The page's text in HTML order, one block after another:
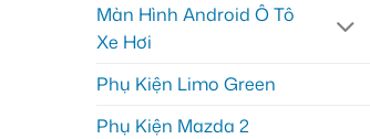
Màn Hình Android Ô Tô
Xe Hơi
Phụ Kiện Limo Green
Phụ Kiện Mazda 2